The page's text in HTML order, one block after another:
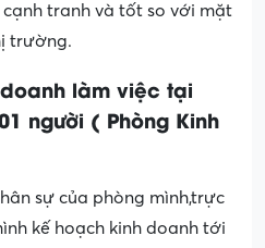
tranh và tốt so với mặt
trường.
làm việc tại
người ( Phòng Kinh
sự của phòng mình,trực
kế hoạch kinh doanh tới